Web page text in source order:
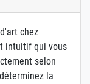
chez
intuitif qui vous
selon
la